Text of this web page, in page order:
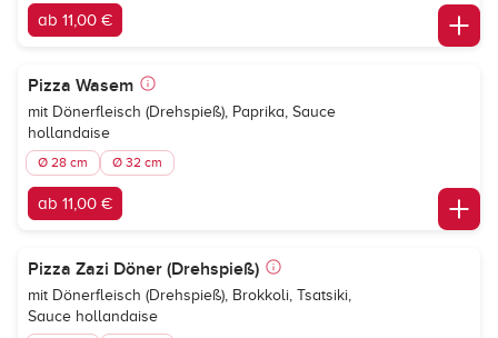
ab 11,00 €
Pizza Wasem
mit Dönerfleisch (Drehspieß), Paprika, Sauce
hollandaise
Ø 28 cm Ø 32 cm
ab 11,00 €
Pizza Zazi Döner (Drehspieß)
mit Dönerfleisch (Drehspieß), Brokkoli, Tsatsiki,
Sauce hollandaise